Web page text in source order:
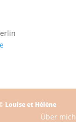
Louise et Hélène
Über mich